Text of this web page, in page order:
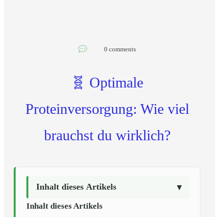
0 comments
🧬 Optimale
Proteinversorgung: Wie viel
brauchst du wirklich?
Inhalt dieses Artikels
Inhalt dieses Artikels